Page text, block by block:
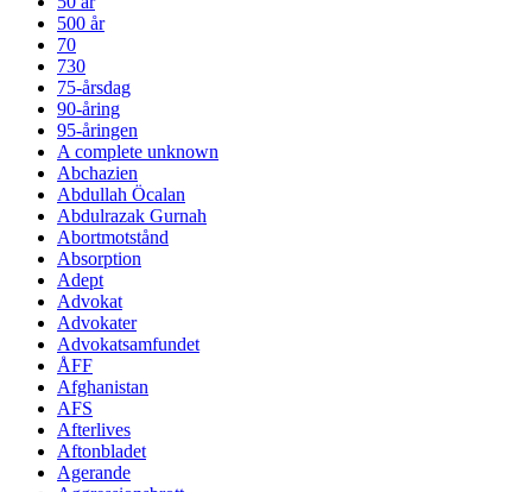
500 år
70
730
75-årsdag
90-åring
95-åringen
A complete unknown
Abchazien
Abdullah Öcalan
Abdulrazak Gurnah
Abortmotstånd
Absorption
Adept
Advokat
Advokater
Advokatsamfundet
ÅFF
Afghanistan
AFS
Afterlives
Aftonbladet
Agerande